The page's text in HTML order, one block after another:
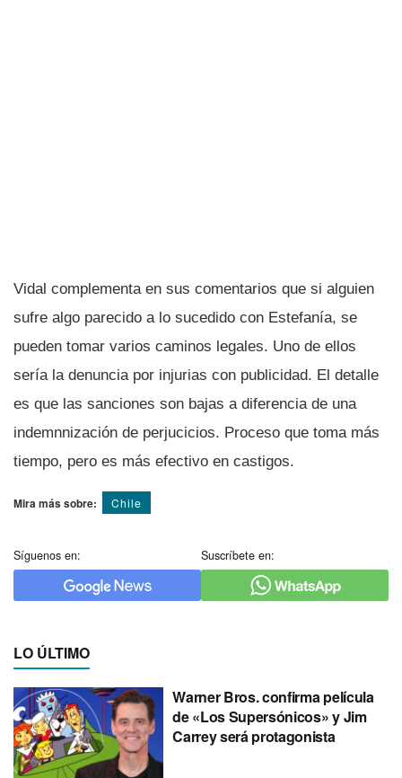
Vidal complementa en sus comentarios que si alguien
sufre algo parecido a lo sucedido con Estefaní­a, se
pueden tomar varios caminos legales. Uno de ellos
serí­a la denuncia por injurias con publicidad. El detalle
es que las sanciones son bajas a diferencia de una
indemnnización de perjucicios. Proceso que toma más
tiempo, pero es más efectivo en castigos.
Mira más sobre: Chile
Síguenos en: Suscríbete en:
LO ÚLTIMO
Warner Bros. confirma película
de «Los Supersónicos» y Jim
Carrey será protagonista